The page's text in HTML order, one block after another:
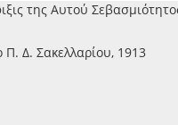
της Αυτού
Δ. Σακελλαρίου, 1913